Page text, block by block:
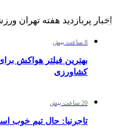
اخبار پربازدید هفته تهران
8 ساعت پیش
بهترین فیلتر هواکش
کشاورزی
20 ساعت پیش
تاجرنیا: حال تیم خوب